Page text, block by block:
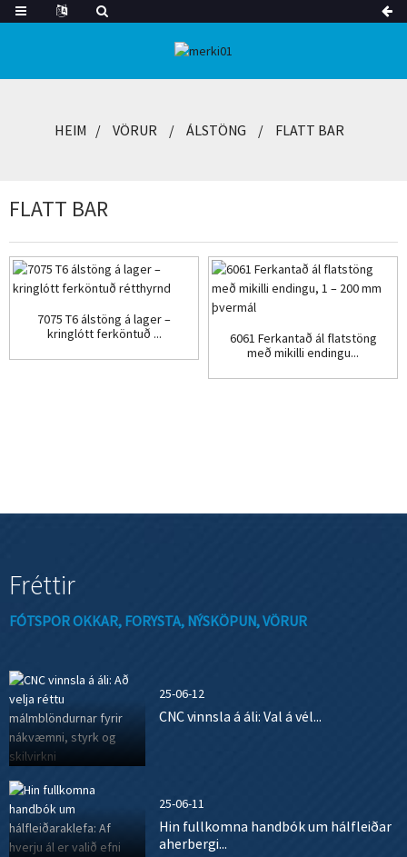
HEIM VÖRUR ÁLSTÖNG FLATT BAR
FLATT BAR
7075 T6 álstöng á lager –
kringlótt ferköntuð ...
6061 Ferkantað ál flatstöng
með mikilli endingu...
Fréttir
FÓTSPOR OKKAR, FORYSTA, NÝSKÖPUN, VÖRUR
25-06-12
CNC vinnsla á áli: Val á vél...
25-06-11
Hin fullkomna handbók um hálfleiðar
aherbergi...